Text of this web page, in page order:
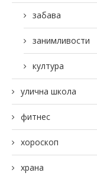
забава
занимливости
култура
улична школа
фитнес
хороскоп
храна